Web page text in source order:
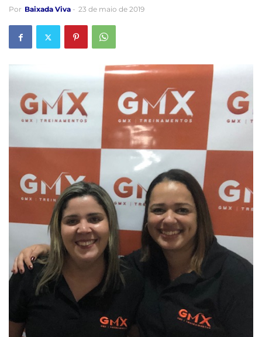
Por Baixada Viva - 23 de maio de 2019